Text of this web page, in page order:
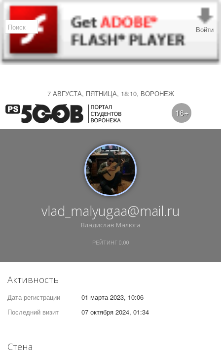
7 АВГУСТА, ПЯТНИЦА, 18:10, ВОРОНЕЖ
Войти
16+
vlad_malyugaa@mail.ru
Владислав Малюга
РЕЙТИНГ 0.00
Активность
Дата регистрации
01 марта 2023, 10:06
Последний визит
07 октября 2024, 01:34
Стена